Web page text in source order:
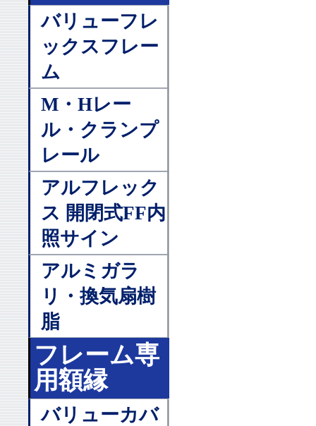
バリューフレ
ックスフレー
ム
M・Hレー
ル・クランプ
レール
アルフレック
ス 開閉式FF内
照サイン
アルミガラ
リ・換気扇樹
脂
フレーム専
用額縁
バリューカバ